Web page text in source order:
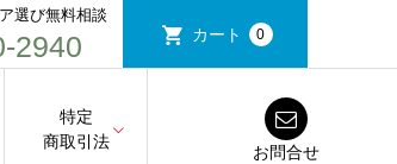
選び無料相談
2940 カート 0
特定
商取引法
お問合せ